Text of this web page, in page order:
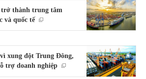
thành trung tâm
và quốc tế
xung đột Trung Đông,
trợ doanh nghiệp